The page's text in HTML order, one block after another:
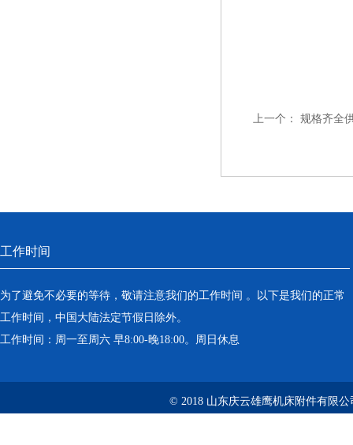
上一个： 规格齐全
工作时间
为了避免不必要的等待，敬请注意我们的工作时间 。以下是我们的正常
工作时间，中国大陆法定节假日除外。
工作时间：周一至周六 早8:00-晚18:00。周日休息
© 2018 山东庆云雄鹰机床附件有限